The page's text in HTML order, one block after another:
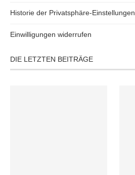
Historie der Privatsphäre-Einstellungen
Einwilligungen widerrufen
DIE LETZTEN BEITRÄGE